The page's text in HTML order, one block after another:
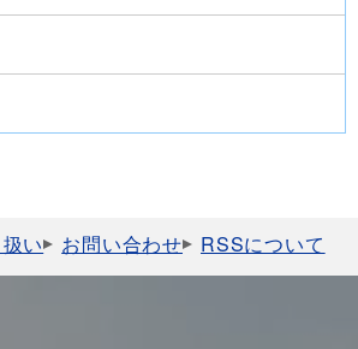
い お問い合わせ RSSについて